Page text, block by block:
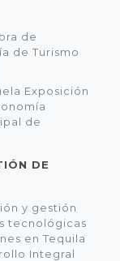
de
de Turismo
Exposición
de
DE
y gestión
tecnológicas
en Tequila
Integral